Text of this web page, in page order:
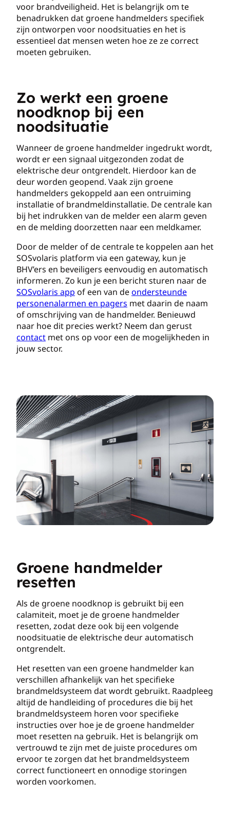
voor brandveiligheid. Het is belangrijk om te
benadrukken dat groene handmelders specifiek
zijn ontworpen voor noodsituaties en het is
essentieel dat mensen weten hoe ze ze correct
moeten gebruiken.
Zo werkt een groene
noodknop bij een
noodsituatie
Wanneer de groene handmelder ingedrukt wordt,
wordt er een signaal uitgezonden zodat de
elektrische deur ontgrendelt. Hierdoor kan de
deur worden geopend. Vaak zijn groene
handmelders gekoppeld aan een ontruiming
installatie of brandmeldinstallatie. De centrale kan
bij het indrukken van de melder een alarm geven
en de melding doorzetten naar een meldkamer.
Door de melder of de centrale te koppelen aan het
SOSvolaris platform via een gateway, kun je
BHV’ers en beveiligers eenvoudig en automatisch
informeren. Zo kun je een bericht sturen naar de
SOSvolaris app of een van deondersteunde
personenalarmen en pagers met daarin de naam
of omschrijving van de handmelder. Benieuwd
naar hoe dit precies werkt? Neem dan gerust
contact met ons op voor een de mogelijkheden in
jouw sector.
Groene handmelder
resetten
Als de groene noodknop is gebruikt bij een
calamiteit, moet je de groene handmelder
resetten, zodat deze ook bij een volgende
noodsituatie de elektrische deur automatisch
ontgrendelt.
Het resetten van een groene handmelder kan
verschillen afhankelijk van het specifieke
brandmeldsysteem dat wordt gebruikt. Raadpleeg
altijd de handleiding of procedures die bij het
brandmeldsysteem horen voor specifieke
instructies over hoe je de groene handmelder
moet resetten na gebruik. Het is belangrijk om
vertrouwd te zijn met de juiste procedures om
ervoor te zorgen dat het brandmeldsysteem
correct functioneert en onnodige storingen
worden voorkomen.